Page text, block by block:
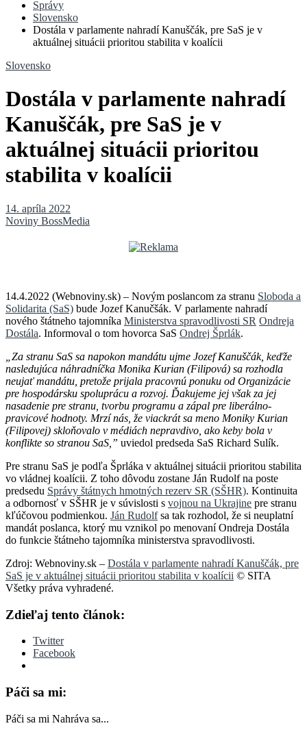
Správy
Slovensko
Dostála v parlamente nahradí Kanuščák, pre SaS je v
aktuálnej situácii prioritou stabilita v koalícii
Slovensko
Dostála v parlamente nahradí
Kanuščák, pre SaS je v
aktuálnej situácii prioritou
stabilita v koalícii
14. apríla 2022
Noviny BossMedia
14.4.2022 (Webnoviny.sk) – Novým poslancom za stranu Sloboda a
Solidarita (SaS) bude Jozef Kanučšák. V parlamente nahradí
nového štátneho tajomníka Ministerstva spravodlivosti SR Ondreja
Dostála. Informoval o tom hovorca SaS Ondrej Šprlák.
„Za stranu SaS sa napokon mandátu ujme Jozef Kanuščák, keďže
nasledujúca náhradníčka Monika Kurian (Filipová) sa rozhodla
neujať mandátu, pretože prijala pracovnú ponuku od Organizácie
pre hospodársku spoluprácu a rozvoj. Ďakujeme jej však za jej
nasadenie pre stranu, tvorbu programu a zápal pre liberálno-
pravicové hodnoty. Mrzí nás, že viackrát sa meno Moniky Kurian
(Filipovej) skloňovalo v médiách nepravdivo, ako keby bola v
konflikte so stranou SaS,” uviedol predseda SaS Richard Sulík.
Pre stranu SaS je podľa Šprláka v aktuálnej situácii prioritou stabilita
vo vládnej koalícii. Z toho dôvodu zostane Ján Rudolf na poste
predsedu Správy štátnych hmotných rezerv SR (SŠHR). Kontinuita
a odbornosť v SŠHR je v súvislosti s vojnou na Ukrajine pre stranu
kľúčovou podmienkou. Ján Rudolfsa tak rozhodol, že si neuplatní
mandát poslanca, ktorý mu vznikol po menovaní Ondreja Dostála
do funkcie štátneho tajomníka ministerstva spravodlivosti.
Zdroj: Webnoviny.sk – Dostála v parlamente nahradí Kanuščák, pre
SaS je v aktuálnej situácii prioritou stabilita v koalícii © SITA
Všetky práva vyhradené.
Zdieľaj tento článok:
Twitter
Facebook
Páči sa mi:
Páči sa mi Nahráva sa...